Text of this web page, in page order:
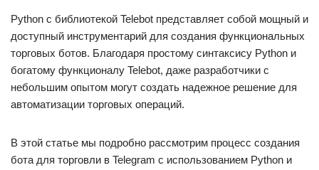
Python с библиотекой Telebot представляет собой мощный и
доступный инструментарий для создания функциональных
торговых ботов. Благодаря простому синтаксису Python и
богатому функционалу Telebot, даже разработчики с
небольшим опытом могут создать надежное решение для
автоматизации торговых операций.
В этой статье мы подробно рассмотрим процесс создания
бота для торговли в Telegram с использованием Python и